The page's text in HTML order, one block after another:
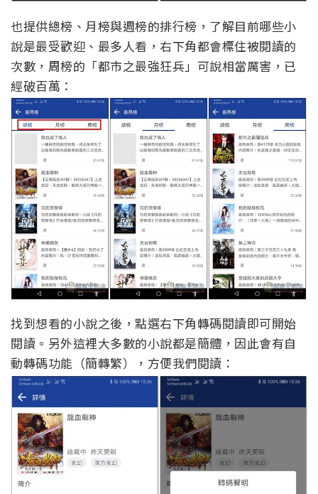
也提供總榜、月榜與週榜的排行榜，了解目前哪些小
說是最受歡迎、最多人看，右下角都會標住被閱讀的
次數，周榜的「都市之最強狂兵」可說相當厲害，已
經破百萬：
找到想看的小說之後，點選右下角轉碼閱讀即可開始
閱讀。另外這裡大多數的小說都是簡體，因此會有自
動轉碼功能（簡轉繁），方便我們閱讀：